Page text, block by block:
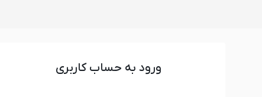
ورود به حساب کاربری